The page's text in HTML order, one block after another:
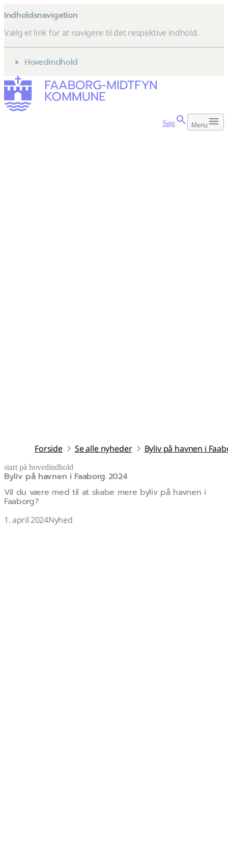
Indholdsnavigation
Vælg et link for at navigere til det respektive indhold.
gå til
Hovedindhold
Søg Menu
Forside Se alle nyheder Byliv på havnen i
start på hovedindhold
Byliv på havnen i Faaborg 2024
Vil du være med til at skabe mere byliv på havnen i
Faaborg?
1. april 2024Nyhed
senest opdateret 6. januar 2026